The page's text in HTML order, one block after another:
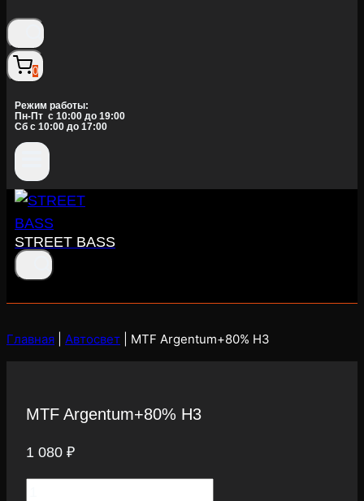
0
Режим работы:
Пн-Пт c 10:00 до 19:00
Сб с 10:00 до 17:00
STREET BASS
Главная Автосвет MTF Argentum+80% H3
MTF Argentum+80% H3
1 080 ₽